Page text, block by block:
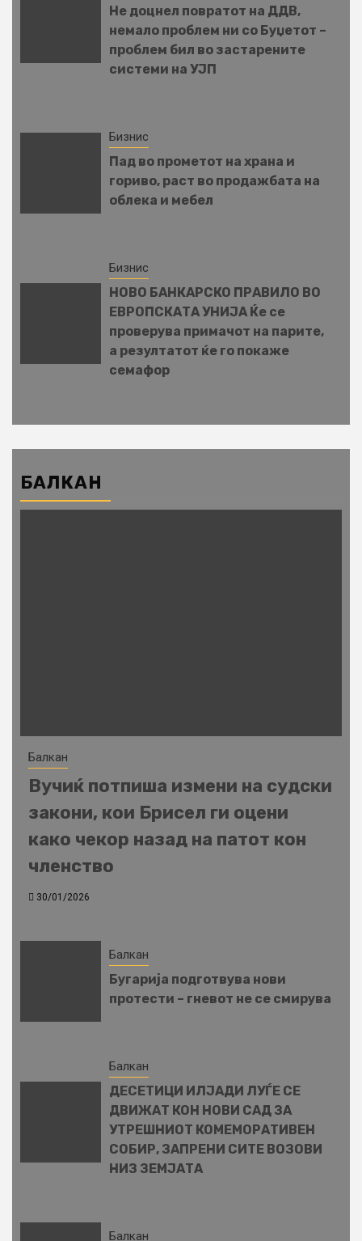
Не доцнел повратот на ДДВ,
немало проблем ни со Буџетот –
проблем бил во застарените
системи на УЈП
Бизнис
Пад во прометот на храна и
гориво, раст во продажбата на
облека и мебел
Бизнис
НОВО БАНКАРСКО ПРАВИЛО ВО
ЕВРОПСКАТА УНИЈА Ќе се
проверува примачот на парите,
а резултатот ќе го покаже
семафор
БАЛКАН
Балкан
Вучиќ потпиша измени на судски
закони, кои Брисел ги оцени
како чекор назад на патот кон
членство
30/01/2026
Балкан
Бугарија подготвува нови
протести – гневот не се смирува
Балкан
ДЕСЕТИЦИ ИЛЈАДИ ЛУЃЕ СЕ
ДВИЖАТ КОН НОВИ САД ЗА
УТРЕШНИОТ КОМЕМОРАТИВЕН
СОБИР, ЗАПРЕНИ СИТЕ ВОЗОВИ
НИЗ ЗЕМЈАТА
Балкан